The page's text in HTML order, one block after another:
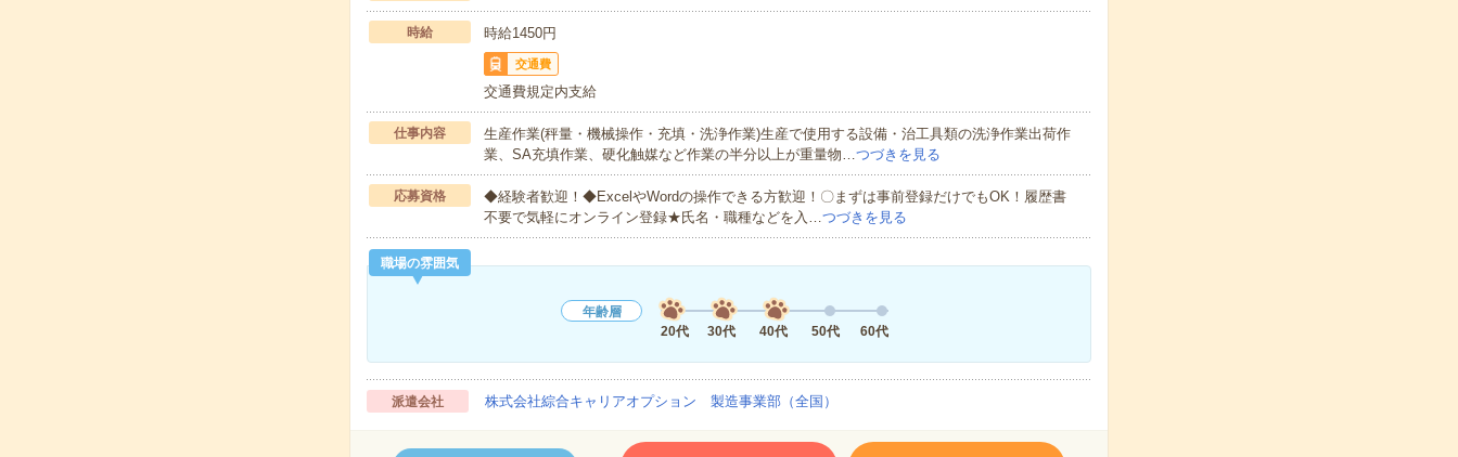
時給 時給1450円
交通費
交通費規定内支給
仕事内容
生産作業(秤量・機械操作・充填・洗浄作業)生産で使用する設備・治工具類の洗浄作業出荷作
業、SA充填作業、硬化触媒など作業の半分以上が重量物…つづきを見る
応募資格
◆経験者歓迎！◆ExcelやWordの操作できる方歓迎！〇まずは事前登録だけでもOK！履歴書
不要で気軽にオンライン登録★氏名・職種などを入…つづきを見る
職場の雰囲気
年齢層
20代
30代 40代 50代 60代
派遣会社 株式会社綜合キャリアオプション 製造事業部（全国）